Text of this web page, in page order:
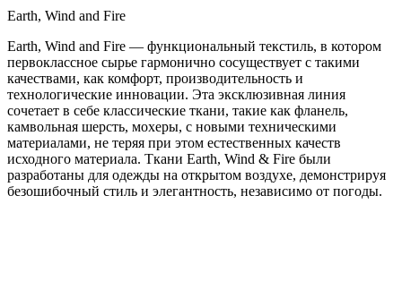
Earth, Wind and Fire
Earth, Wind and Fire — функциональный текстиль, в котором
первоклассное сырье гармонично сосуществует с такими
качествами, как комфорт, производительность и
технологические инновации. Эта эксклюзивная линия
сочетает в себе классические ткани, такие как фланель,
камвольная шерсть, мохеры, с новыми техническими
материалами, не теряя при этом естественных качеств
исходного материала. Ткани Earth, Wind & Fire были
разработаны для одежды на открытом воздухе, демонстрируя
безошибочный стиль и элегантность, независимо от погоды.